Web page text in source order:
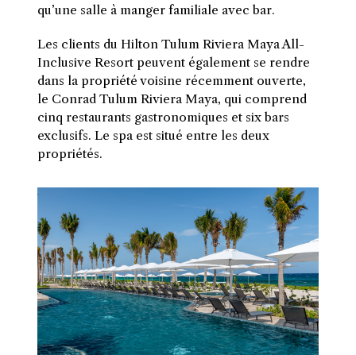
qu’une salle à manger familiale avec bar.
Les clients du Hilton Tulum Riviera Maya All-
Inclusive Resort peuvent également se rendre
dans la propriété voisine récemment ouverte,
le Conrad Tulum Riviera Maya, qui comprend
cinq restaurants gastronomiques et six bars
exclusifs. Le spa est situé entre les deux
propriétés.